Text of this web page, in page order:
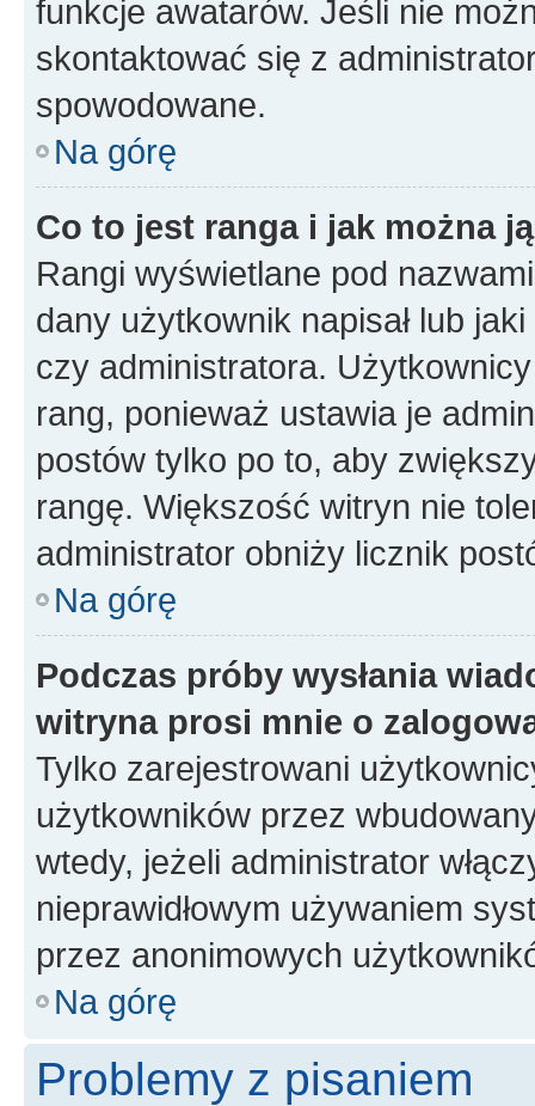
funkcje awatarów. Jeśli nie
skontaktować się z
spowodowane.
Na górę
Co to jest ranga i jak można
Rangi wyświetlane pod
dany użytkownik napisał lub
czy administratora.
rang, ponieważ ustawia je
postów tylko po to, aby
rangę. Większość witryn nie
administrator obniży licznik
Na górę
Podczas próby wysłania
witryna prosi mnie o
Tylko zarejestrowani
użytkowników przez
wtedy, jeżeli administrator
nieprawidłowym używaniem
przez anonimowych
Na górę
Problemy z pisaniem